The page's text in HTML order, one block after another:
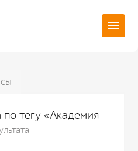
по тегу «Академия